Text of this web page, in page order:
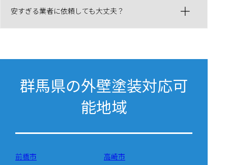
安すぎる業者に依頼しても大丈夫？
群馬県の外壁塗装対応可
能地域
前橋市
高崎市